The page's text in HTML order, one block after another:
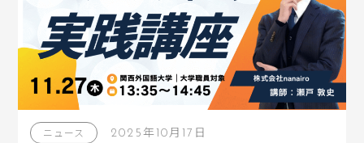
ニュース 2025年10月17日